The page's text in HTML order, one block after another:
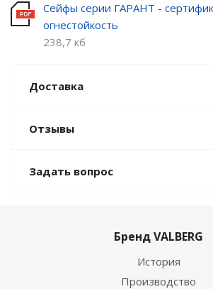
Сейфы серии ГАРАНТ -
огнестойкость
238,7 кб
Доставка
Отзывы
Задать вопрос
Бренд VALBERG
История
Производство